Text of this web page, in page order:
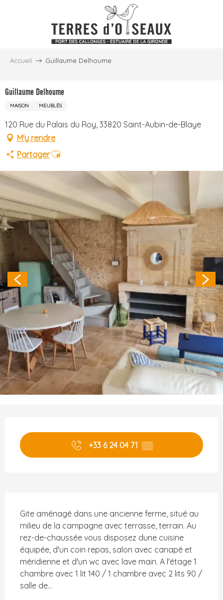
Accueil Guillaume Delhoume
Guillaume Delhoume
MAISON MEUBLÉS
120 Rue du Palais du Roy, 33820 Saint-Aubin-de-Blaye
M'y rendre
PartagerAjouter aux favoris
+33 6 24 04 71 ▒▒
Gite aménagé dans une ancienne ferme, situé au
milieu de la campagne avec terrasse, terrain. Au
rez-de-chaussée vous disposez dune cuisine
équipée, d'un coin repas, salon avec canapé et
méridienne et d'un wc avec lave main. A l'étage 1
chambre avec 1 lit 140 / 1 chambre avec 2 lits 90 /
salle de...